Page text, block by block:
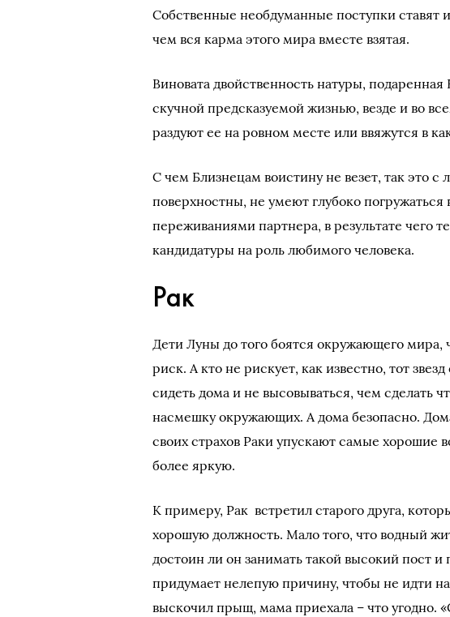
Собственные необдуманные поступки ставят
чем вся карма этого мира вместе взятая.
Виновата двойственность натуры,
скучной предсказуемой жизнью, везде и во
раздуют ее на ровном месте или ввяжутся в
С чем Близнецам воистину не везет, так это
поверхностны, не умеют глубоко погружаться
переживаниями партнера, в результате чего
кандидатуры на роль любимого человека.
Рак
Дети Луны до того боятся окружающего мира,
риск. А кто не рискует, как известно, тот
сидеть дома и не высовываться, чем сделать
насмешку окружающих. А дома безопасно.
своих страхов Раки упускают самые хорошие
более яркую.
К примеру, Рак встретил старого друга,
хорошую должность. Мало того, что водный
достоин ли он занимать такой высокий пост и
придумает нелепую причину, чтобы не идти
выскочил прыщ, мама приехала – что угодно.